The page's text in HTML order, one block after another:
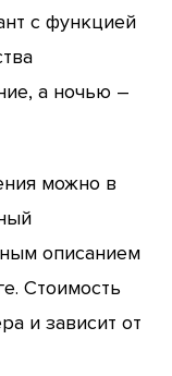
с функцией
а ночью –
можно в
описанием
Стоимость
и зависит от